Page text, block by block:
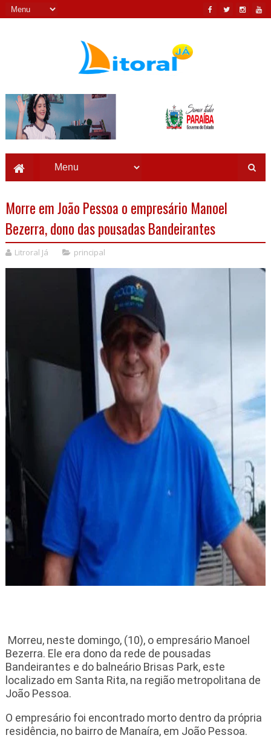
Morre em João Pessoa o empresário Manoel
Bezerra, dono das pousadas Bandeirantes
Litroral Já principal
Morreu, neste domingo, (10), o empresário Manoel
Bezerra. Ele era dono da rede de pousadas
Bandeirantes e do balneário Brisas Park, este
localizado em Santa Rita, na região metropolitana de
João Pessoa.
O empresário foi encontrado morto dentro da própria
residência, no bairro de Manaíra, em João Pessoa.